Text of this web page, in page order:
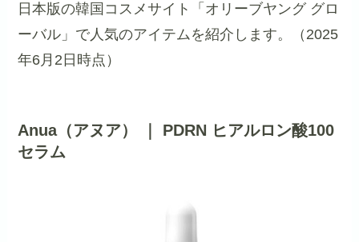
日本版の韓国コスメサイト「オリーブヤング グロ
ーバル」で人気のアイテムを紹介します。（2025
年6月2日時点）
Anua（アヌア） ｜ PDRN ヒアルロン酸100
セラム